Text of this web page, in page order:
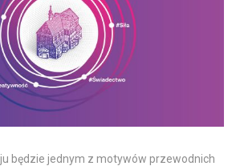
będzie jednym z motywów przewodnich